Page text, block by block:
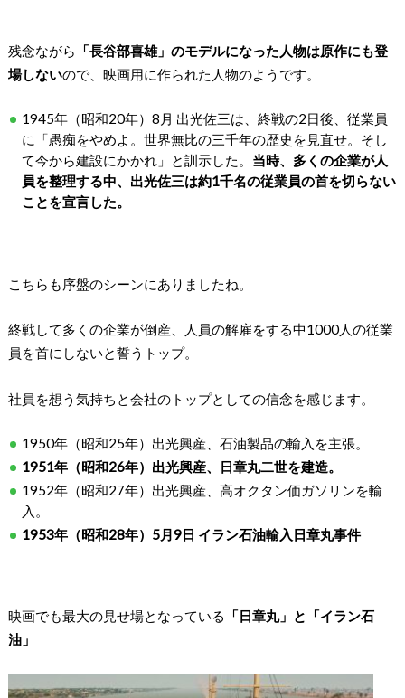
残念ながら
「長谷部喜雄」のモデルになった人物は原作にも登
場しないので、映画用に作られた人物のようです。
1945年（昭和20年）8月 出光佐三は、終戦の2日後、従業員
に「愚痴をやめよ。世界無比の三千年の歴史を見直せ。そし
て今から建設にかかれ」と訓示した。 当時、多くの企業が人
員を整理する中、出光佐三は約1千名の従業員の首を切らない
ことを宣言した。
こちらも序盤のシーンにありましたね。
終戦して多くの企業が倒産、人員の解雇をする中1000人の従業
員を首にしないと誓うトップ。
社員を想う気持ちと会社のトップとしての信念を感じます。
1950年（昭和25年）出光興産、石油製品の輸入を主張。
1951年（昭和26年）出光興産、日章丸二世を建造。
1952年（昭和27年）出光興産、高オクタン価ガソリンを輸
入。
1953年（昭和28年）5月9日 イラン石油輸入日章丸事件
映画でも最大の見せ場となっている
「日章丸」と「イラン石
油」